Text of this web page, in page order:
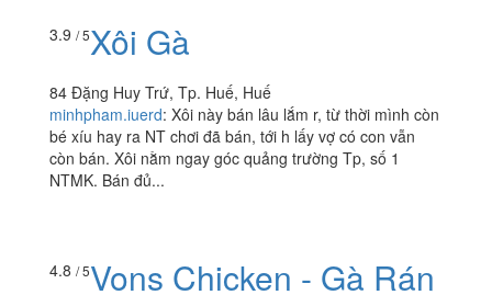
3.9/ 5Xôi Gà
84 Đặng Huy Trứ, Tp. Huế, Huế
NTMK. Bán đủ...